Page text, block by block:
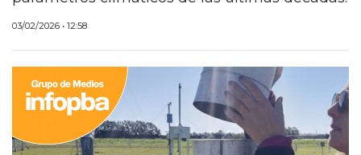
ECONOMÍA Y NEGOCIOS
ULTIMAS NOTICIAS
TEMAS DESTACADOS
TECNOLOGÍA
03/02/2026 • 12:58